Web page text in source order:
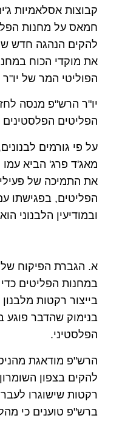
קבוצות אסלאמיות
חמאס על מחנות
להקים הנהגה חדש
את מוקדי הכוח
הפוליטי המר של
יו"ר הרש"פ מנסה
הפליטים הפלסטינים
על פי גורמים
מאג'ד פרג' הביא עמו
את התמיכה של
הפליטים, בפגישתו
ובמודיעין הלבנוני
א. הגברת הפיקוח
במחנות הפליטים
בייצור רקטות
בנימוק שהדבר פוגע
הפלסטיני.
הרש"פ מודאגת
להקים בצפון
רקטות שישוגרו
ברש"פ טוענים כי